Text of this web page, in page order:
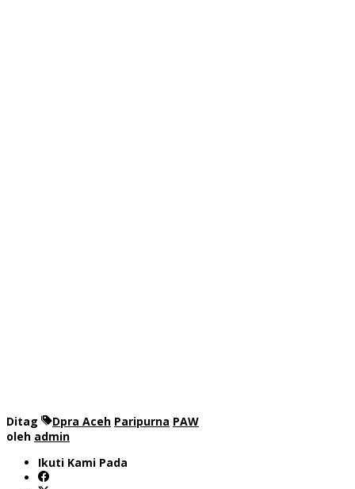
Ditag Dpra Aceh Paripurna PAW
oleh admin
Ikuti Kami Pada